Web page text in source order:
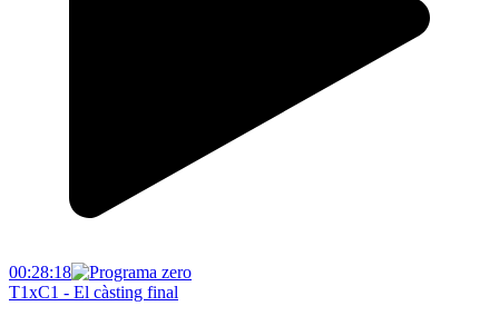
00:28:18
T1xC1 - El càsting final